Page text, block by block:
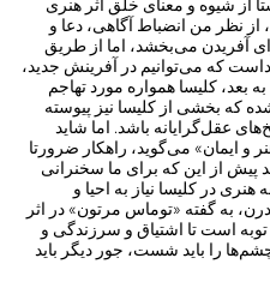
از شیوه و معنای خلق اثر هنری
نظر من انضباط آگاهی، دعا و
آفریدن می‌بخشد، اما از طریق
که می‌توانیم در آفرینش جدید،
بعد، کلیسا همواره مورد تهاجم
که بخشی از کلیسا نیز پیوسته
عقل‌گرایانه باشد. اما شاید
ایمان» می‌گوید، راهکار ضرورتا
پیش از این‌ که برای ما سخنرانی
در کلیسا نیاز به احیا و
به گفته «توماس مرتون» در اثر
است تا اشتیاق و سرزندگی و
را باید شست، جور دیگر باید